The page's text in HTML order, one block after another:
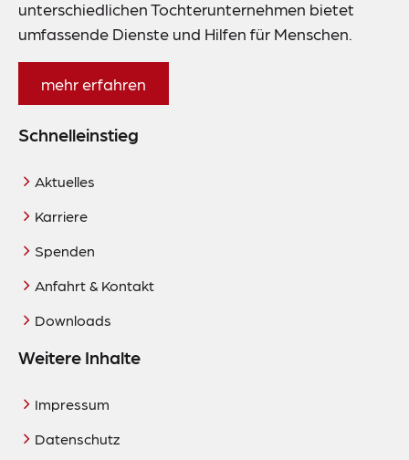
unterschiedlichen Tochterunternehmen bietet
umfassende Dienste und Hilfen für Menschen.
mehr erfahren
Schnelleinstieg
Aktuelles
Karriere
Spenden
Anfahrt & Kontakt
Downloads
Weitere Inhalte
Impressum
Datenschutz